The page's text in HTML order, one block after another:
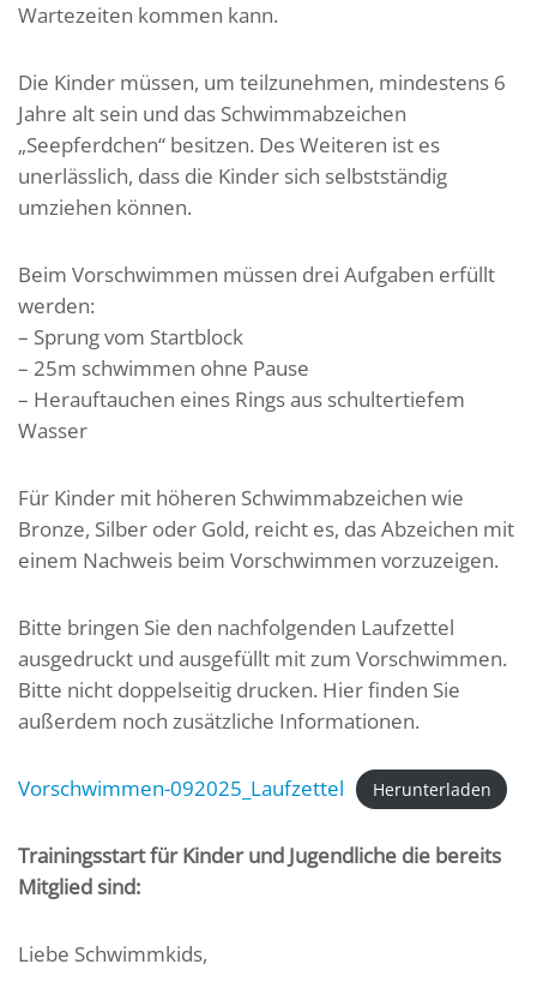
Wartezeiten kommen kann.
Die Kinder müssen, um teilzunehmen, mindestens 6
Jahre alt sein und das Schwimmabzeichen
„Seepferdchen“ besitzen. Des Weiteren ist es
unerlässlich, dass die Kinder sich selbstständig
umziehen können.
Beim Vorschwimmen müssen drei Aufgaben erfüllt
werden:
– Sprung vom Startblock
– 25m schwimmen ohne Pause
– Herauftauchen eines Rings aus schultertiefem
Wasser
Für Kinder mit höheren Schwimmabzeichen wie
Bronze, Silber oder Gold, reicht es, das Abzeichen mit
einem Nachweis beim Vorschwimmen vorzuzeigen.
Bitte bringen Sie den nachfolgenden Laufzettel
ausgedruckt und ausgefüllt mit zum Vorschwimmen.
Bitte nicht doppelseitig drucken. Hier finden Sie
außerdem noch zusätzliche Informationen.
Vorschwimmen-092025_Laufzettel Herunterladen
Trainingsstart für Kinder und Jugendliche die bereits
Mitglied sind:
Liebe Schwimmkids,